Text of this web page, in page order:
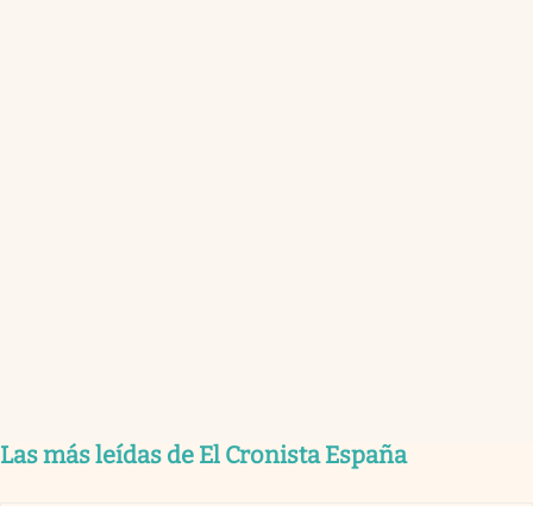
Las más leídas de El Cronista España